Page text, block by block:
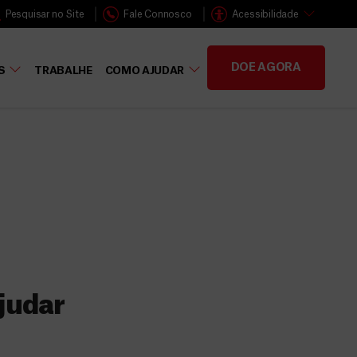
Pesquisar no Site Fale Connosco Acessibilidade
TRABALHE COMO AJUDAR DOE AGORA